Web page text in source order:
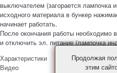
выключателем (загорается лампочка
исходного материала в бункер
начинает работать.
После окончания работы необходимо
и отключить эл. питание (лампочка
Характеристики
Видео
Продолжая
этим